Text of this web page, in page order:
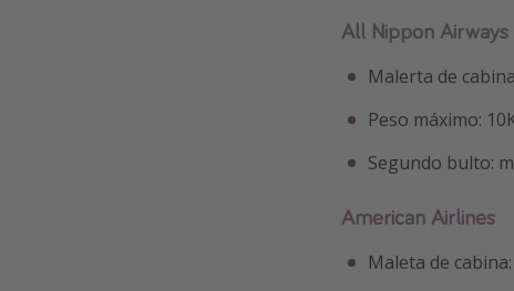
All Nippon Airways
Malerta de
Peso máximo:
Segundo bulto:
American Airlines
Maleta de